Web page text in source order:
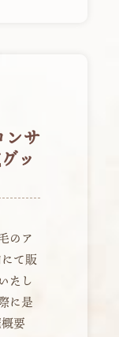
ンサ
ッ
のア
て販
たし
に是
概要